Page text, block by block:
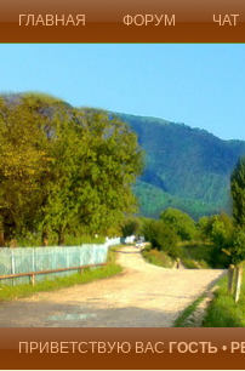
ГЛАВНАЯ ФОРУМ ЧАТ
ПРИВЕТСТВУЮ ВАС ГОСТЬ•